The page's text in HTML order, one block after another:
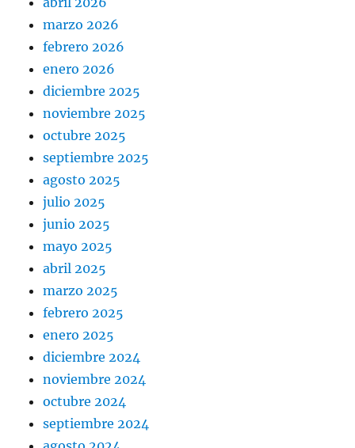
marzo 2026
febrero 2026
enero 2026
diciembre 2025
noviembre 2025
octubre 2025
septiembre 2025
agosto 2025
julio 2025
junio 2025
mayo 2025
abril 2025
marzo 2025
febrero 2025
enero 2025
diciembre 2024
noviembre 2024
octubre 2024
septiembre 2024